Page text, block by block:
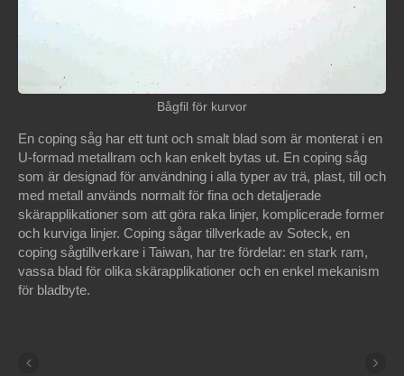
Bågfil för kurvor
En coping såg har ett tunt och smalt blad som är monterat i en
U-formad metallram och kan enkelt bytas ut. En coping såg
som är designad för användning i alla typer av trä, plast, till och
med metall används normalt för fina och detaljerade
skärapplikationer som att göra raka linjer, komplicerade former
och kurviga linjer. Coping sågar tillverkade av Soteck, en
coping sågtillverkare i Taiwan, har tre fördelar: en stark ram,
vassa blad för olika skärapplikationer och en enkel mekanism
för bladbyte.